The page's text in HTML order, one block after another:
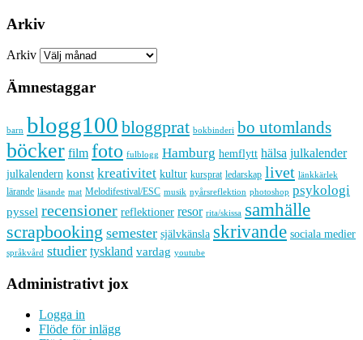
Arkiv
Arkiv
Ämnestaggar
barn blogg100 bloggprat bokbinderi bo utomlands
böcker film foto fulblogg Hamburg hemflytt hälsa julkalender
julkalendern konst kreativitet kultur kursprat ledarskap livet länkkärlek
lärande läsande mat Melodifestival/ESC musik nyårsreflektion photoshop psykologi
pyssel recensioner reflektioner resor rita/skissa samhälle
scrapbooking semester självkänsla skrivande sociala medier
språkvård studier tyskland vardag youtube
Administrativt jox
Logga in
Flöde för inlägg